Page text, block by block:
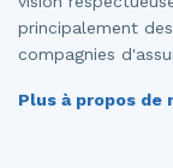
principalement
compagnies
Plus à propos de